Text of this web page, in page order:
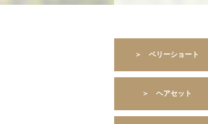
＞ ベリーショート
＞ ヘアセット